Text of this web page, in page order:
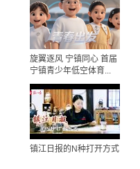
旋翼逐风 宁镇同心 首届
宁镇青少年低空体育...
镇江日报的N种打开方式